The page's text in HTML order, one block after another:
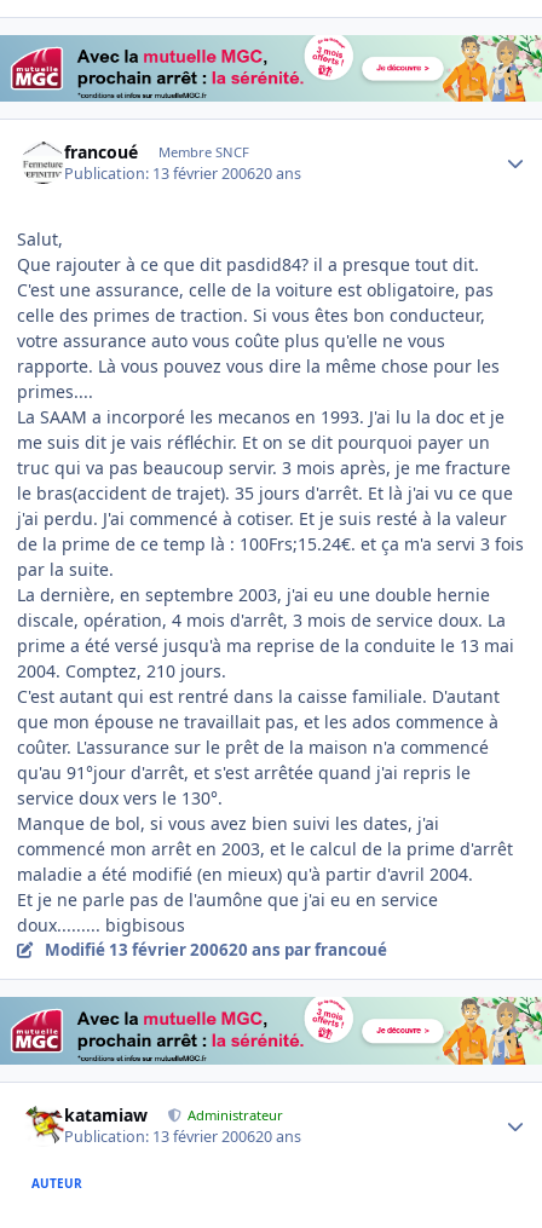
francoué Membre SNCF
Publication: 13 février 200620 ans
Salut,
Que rajouter à ce que dit pasdid84? il a presque tout dit.
C'est une assurance, celle de la voiture est obligatoire, pas
celle des primes de traction. Si vous êtes bon conducteur,
votre assurance auto vous coûte plus qu'elle ne vous
rapporte. Là vous pouvez vous dire la même chose pour les
primes....
La SAAM a incorporé les mecanos en 1993. J'ai lu la doc et je
me suis dit je vais réfléchir. Et on se dit pourquoi payer un
truc qui va pas beaucoup servir. 3 mois après, je me fracture
le bras(accident de trajet). 35 jours d'arrêt. Et là j'ai vu ce que
j'ai perdu. J'ai commencé à cotiser. Et je suis resté à la valeur
de la prime de ce temp là : 100Frs;15.24€. et ça m'a servi 3 fois
par la suite.
La dernière, en septembre 2003, j'ai eu une double hernie
discale, opération, 4 mois d'arrêt, 3 mois de service doux. La
prime a été versé jusqu'à ma reprise de la conduite le 13 mai
2004. Comptez, 210 jours.
C'est autant qui est rentré dans la caisse familiale. D'autant
que mon épouse ne travaillait pas, et les ados commence à
coûter. L'assurance sur le prêt de la maison n'a commencé
qu'au 91°jour d'arrêt, et s'est arrêtée quand j'ai repris le
service doux vers le 130°.
Manque de bol, si vous avez bien suivi les dates, j'ai
commencé mon arrêt en 2003, et le calcul de la prime d'arrêt
maladie a été modifié (en mieux) qu'à partir d'avril 2004.
Et je ne parle pas de l'aumône que j'ai eu en service
doux......... bigbisous
Modifié 13 février 200620 ans par francoué
katamiaw Administrateur
Publication: 13 février 200620 ans
AUTEUR